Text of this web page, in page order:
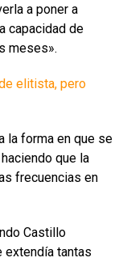
a poner a
capacidad de
meses».
elitista, pero
la forma en que se
que la
frecuencias en
Castillo
extendía tantas